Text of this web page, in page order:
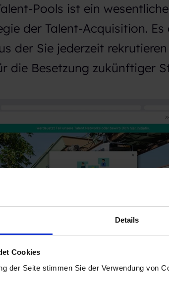
Details
Cookies
der Seite stimmen Sie der Verwendung von
Pools ist ein
der Talent-Acquisition. Es
der Sie jederzeit
die Besetzung zukünftiger
Talent Pool Pop-up Form